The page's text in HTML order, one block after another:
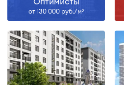
от 130 000 руб./м2